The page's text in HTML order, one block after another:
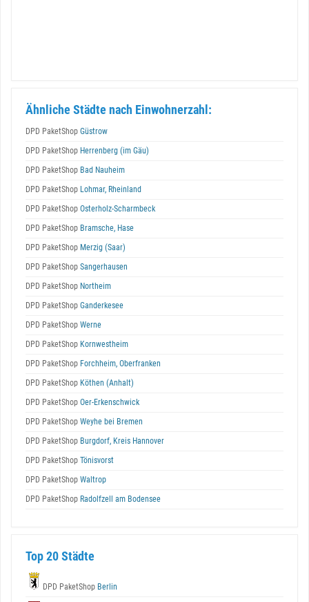
Ähnliche Städte nach Einwohnerzahl:
DPD PaketShop Güstrow
DPD PaketShop Herrenberg (im Gäu)
DPD PaketShop Bad Nauheim
DPD PaketShop Lohmar, Rheinland
DPD PaketShop Osterholz-Scharmbeck
DPD PaketShop Bramsche, Hase
DPD PaketShop Merzig (Saar)
DPD PaketShop Sangerhausen
DPD PaketShop Northeim
DPD PaketShop Ganderkesee
DPD PaketShop Werne
DPD PaketShop Kornwestheim
DPD PaketShop Forchheim, Oberfranken
DPD PaketShop Köthen (Anhalt)
DPD PaketShop Oer-Erkenschwick
DPD PaketShop Weyhe bei Bremen
DPD PaketShop Burgdorf, Kreis Hannover
DPD PaketShop Tönisvorst
DPD PaketShop Waltrop
DPD PaketShop Radolfzell am Bodensee
Top 20 Städte
DPD PaketShop Berlin